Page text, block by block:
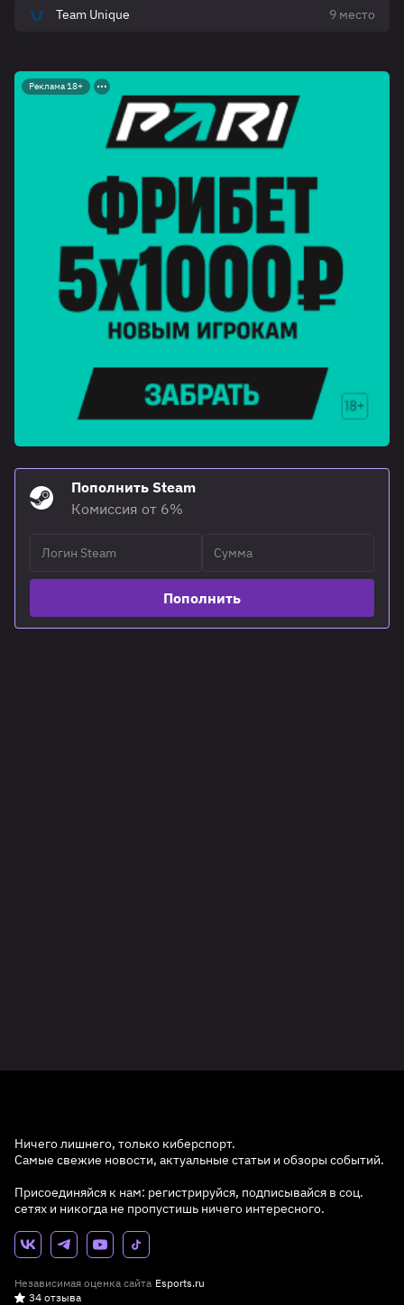
Team Unique 9 место
Реклама 18+
Пополнить Steam
Комиссия от 6%
Пополнить
Ничего лишнего, только киберспорт.
Самые свежие новости, актуальные статьи и обзоры событий.
Присоединяйся к нам: регистрируйся, подписывайся в соц.
сетях и никогда не пропустишь ничего интересного.
Независимая оценка сайта Esports.ru
34 отзыва